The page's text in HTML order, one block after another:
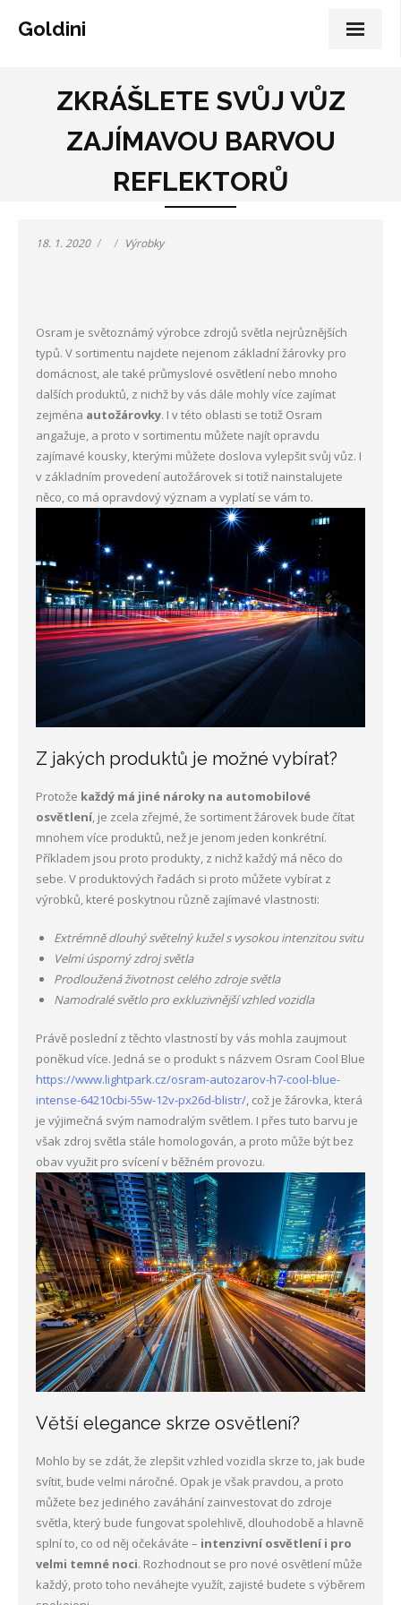
Goldini
ZKRÁŠLETE SVŮJ VŮZ
ZAJÍMAVOU BARVOU
REFLEKTORŮ
18. 1. 2020 Výrobky
Osram je světoznámý výrobce zdrojů světla nejrůznějších
typů. V sortimentu najdete nejenom základní žárovky pro
domácnost, ale také průmyslové osvětlení nebo mnoho
dalších produktů, z nichž by vás dále mohly více zajímat
zejména autožárovky. I v této oblasti se totiž Osram
angažuje, a proto v sortimentu můžete najít opravdu
zajímavé kousky, kterými můžete doslova vylepšit svůj vůz. I
v základním provedení autožárovek si totiž nainstalujete
něco, co má opravdový význam a vyplatí se vám to.
Z jakých produktů je možné vybírat?
Protože každý má jiné nároky na automobilové
osvětlení, je zcela zřejmé, že sortiment žárovek bude čítat
mnohem více produktů, než je jenom jeden konkrétní.
Příkladem jsou proto produkty, z nichž každý má něco do
sebe. V produktových řadách si proto můžete vybírat z
výrobků, které poskytnou různě zajímavé vlastnosti:
Extrémně dlouhý světelný kužel s vysokou intenzitou svitu
Velmi úsporný zdroj světla
Prodloužená životnost celého zdroje světla
Namodralé světlo pro exkluzivnější vzhled vozidla
Právě poslední z těchto vlastností by vás mohla zaujmout
poněkud více. Jedná se o produkt s názvem Osram Cool Blue
https://www.lightpark.cz/osram-autozarov-h7-cool-blue-
intense-64210cbi-55w-12v-px26d-blistr/, což je žárovka, která
je výjimečná svým namodralým světlem. I přes tuto barvu je
však zdroj světla stále homologován, a proto může být bez
obav využit pro svícení v běžném provozu.
Větší elegance skrze osvětlení?
Mohlo by se zdát, že zlepšit vzhled vozidla skrze to, jak bude
svítit, bude velmi náročné. Opak je však pravdou, a proto
můžete bez jediného zaváhání zainvestovat do zdroje
světla, který bude fungovat spolehlivě, dlouhodobě a hlavně
splní to, co od něj očekáváte – intenzivní osvětlení i pro
velmi temné noci. Rozhodnout se pro nové osvětlení může
každý, proto toho neváhejte využít, zajisté budete s výběrem